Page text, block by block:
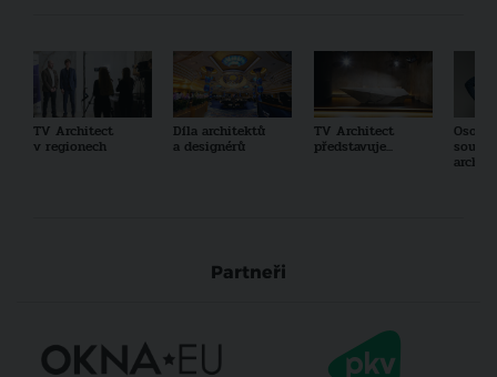
TV Architect
v regionech
Díla architektů
a designérů
TV Architect
představuje...
Partneři